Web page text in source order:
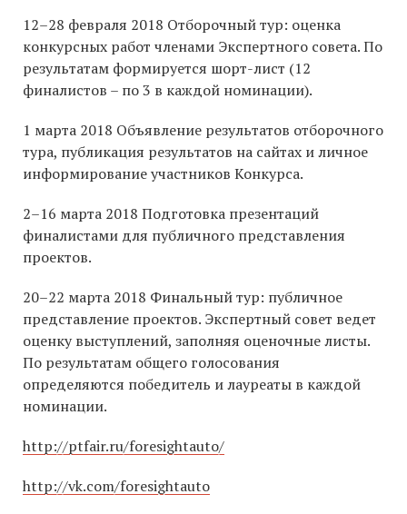
12–28 февраля 2018 Отборочный тур: оценка
конкурсных работ членами Экспертного совета. По
результатам формируется шорт-лист (12
финалистов – по 3 в каждой номинации).
1 марта 2018 Объявление результатов отборочного
тура, публикация результатов на сайтах и личное
информирование участников Конкурса.
2–16 марта 2018 Подготовка презентаций
финалистами для публичного представления
проектов.
20–22 марта 2018 Финальный тур: публичное
представление проектов. Экспертный совет ведет
оценку выступлений, заполняя оценочные листы.
По результатам общего голосования
определяются победитель и лауреаты в каждой
номинации.
http://ptfair.ru/foresightauto/
http://vk.com/foresightauto